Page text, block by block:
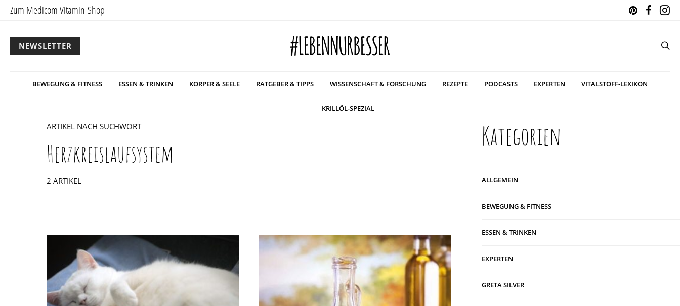
Zum Medicom Vitamin-Shop
NEWSLETTER
BEWEGUNG & FITNESS ESSEN & TRINKEN KÖRPER & SEELE RATGEBER & TIPPS WISSENSCHAFT & FORSCHUNG REZEPTE PODCASTS EXPERTEN VITALSTOFF-LEXIKON
KRILLÖL-SPEZIAL
ARTIKEL NACH SUCHWORT
Herzkreislaufsystem
2 ARTIKEL
Kategorien
ALLGEMEIN
BEWEGUNG & FITNESS
ESSEN & TRINKEN
EXPERTEN
GRETA SILVER